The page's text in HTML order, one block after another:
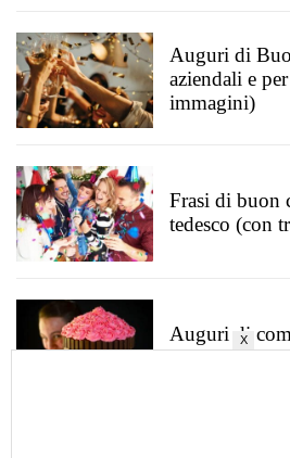
Auguri di
aziendali e
immagini)
Frasi di buon
tedesco (con
Auguri di
suocera (belle
X